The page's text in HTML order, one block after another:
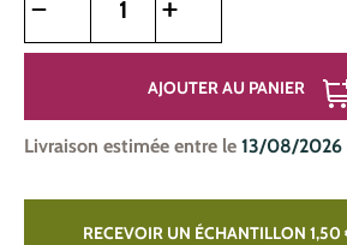
AJOUTER AU PANIER
Livraison estimée entre le 13/08/
RECEVOIR UN ÉCHANTILLON 1,50